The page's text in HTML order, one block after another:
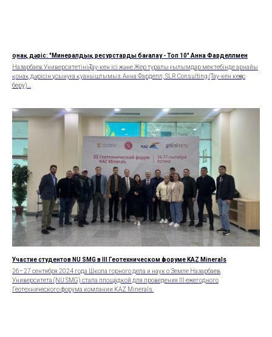
Қонақ дәріс: "Минералдық ресурстарды бағалау - Топ 10" Анна Фарделлмен
Назарбаев Университетінің Тау-кен ісі және Жер туралы ғылымдар мектебінде арнайы
қонақ дәрісін ұсынуға қуаныштымыз. Анна Фарделл, SLR Consulting (Тау-кен кеңес
беру)...
Участие студентов NU SMG в III Геотехническом форуме KAZ Minerals
26–27 сентября 2024 года Школа горного дела и наук о Земле Назарбаев
Университета (NU SMG) стала площадкой для проведения III ежегодного
Геотехнического форума компании KAZ Minerals.